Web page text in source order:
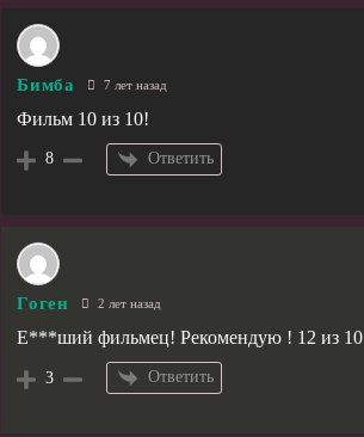
Бимба 7 лет назад
Фильм 10 из 10!
8 Ответить
Гоген 2 лет назад
Е***ший фильмец! Рекомендую ! 12 из 10
3 Ответить